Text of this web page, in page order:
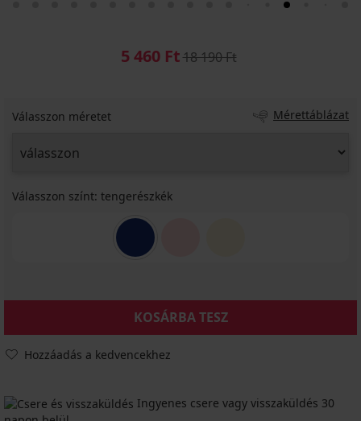
5 460 Ft18 190 Ft
Válasszon méretet Mérettáblázat
Válasszon színt: tengerészkék
KOSÁRBA TESZ
Hozzáadás a kedvencekhez
Ingyenes csere vagy visszaküldés 30